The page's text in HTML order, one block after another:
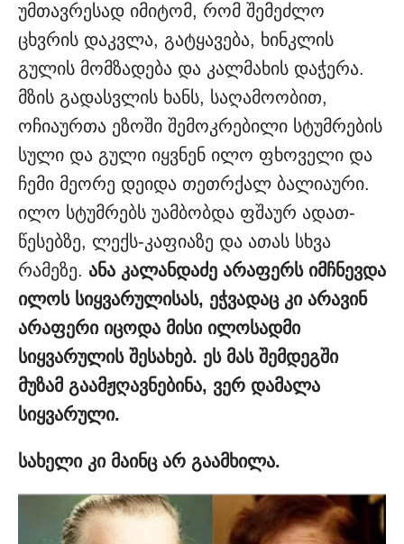
უმთავრესად იმიტომ, რომ შემეძლო
ცხვრის დაკვლა, გატყავება, ხინკლის
გულის მომზადება და კალმახის დაჭერა.
მზის გადასვლის ხანს, საღამოობით,
ოჩიაურთა ეზოში შემოკრებილი სტუმრების
სული და გული იყვნენ ილო ფხოველი და
ჩემი მეორე დეიდა თეთრქალ ბალიაური.
ილო სტუმრებს უამბობდა ფშაურ ადათ-
წესებზე, ლექს-კაფიაზე და ათას სხვა
რამეზე. ანა კალანდაძე არაფერს იმჩნევდა
ილოს სიყვარულისას, ეჭვადაც კი არავინ
არაფერი იცოდა მისი ილოსადმი
სიყვარულის შესახებ. ეს მას შემდეგში
მუზამ გაამჟღავნებინა, ვერ დამალა
სიყვარული.
სახელი კი მაინც არ გაამხილა.